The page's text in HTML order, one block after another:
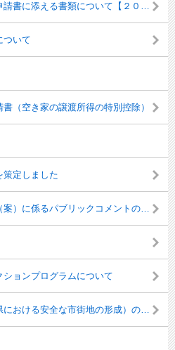
完了検査申請書及び中間検査申請書に添える書類について【２０２１年（令和３年）１月１日施行】
ついて
（空き家の譲渡所得の特別控除）
策定しました
第３期福山市空家等対策計画（案）に係るパブリックコメントの実施結果について
ョンプログラムについて
社会資本総合整備計画（広島県における安全な市街地の形成）の策定について